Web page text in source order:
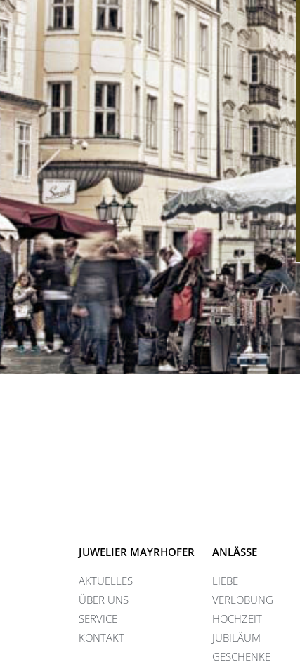
JUWELIER MAYRHOFER
AKTUELLES
ÜBER UNS
SERVICE
KONTAKT
ANLÄSSE
LIEBE
VERLOBUNG
HOCHZEIT
JUBILÄUM
GESCHENKE